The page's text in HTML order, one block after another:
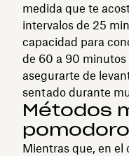
medida que te
intervalos de 25
capacidad para
de 60 a 90 minutos
asegurarte de
sentado durante
Métodos
pomodoro
Mientras que, en el